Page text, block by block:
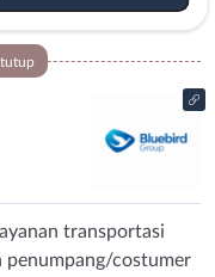
transportasi
penumpang/costumer